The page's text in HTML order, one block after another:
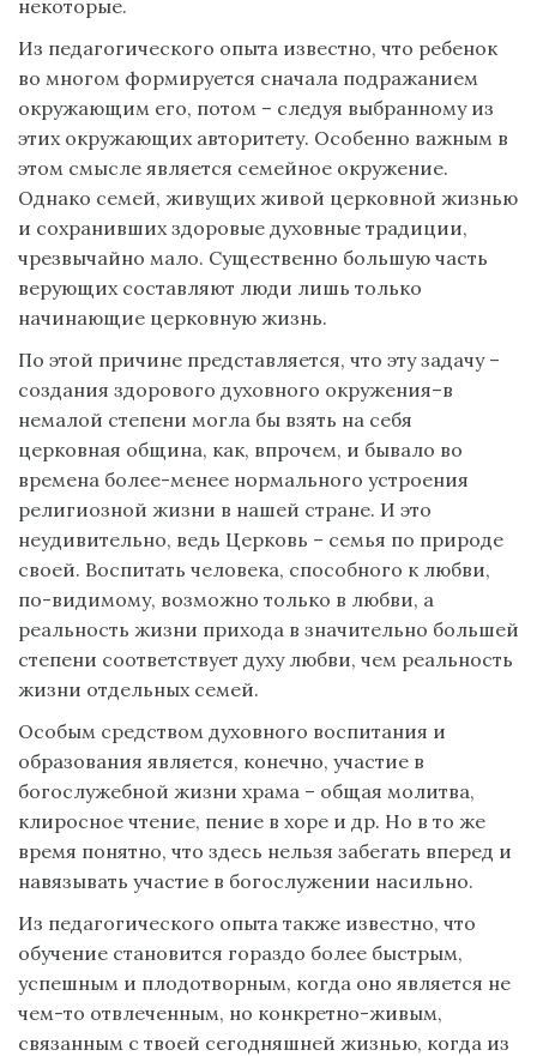
некоторые.
Из педагогического опыта известно, что ребенок
во многом формируется сначала подражанием
окружающим его, потом – следуя выбранному из
этих окружающих авторитету. Особенно важным в
этом смысле является семейное окружение.
Однако семей, живущих живой церковной жизнью
и сохранивших здоровые духовные традиции,
чрезвычайно мало. Существенно большую часть
верующих составляют люди лишь только
начинающие церковную жизнь.
По этой причине представляется, что эту задачу –
создания здорового духовного окружения–в
немалой степени могла бы взять на себя
церковная община, как, впрочем, и бывало во
времена более-менее нормального устроения
религиозной жизни в нашей стране. И это
неудивительно, ведь Церковь – семья по природе
своей. Воспитать человека, способного к любви,
по-видимому, возможно только в любви, а
реальность жизни прихода в значительно большей
степени соответствует духу любви, чем реальность
жизни отдельных семей.
Особым средством духовного воспитания и
образования является, конечно, участие в
богослужебной жизни храма – общая молитва,
клиросное чтение, пение в хоре и др. Но в то же
время понятно, что здесь нельзя забегать вперед и
навязывать участие в богослужении насильно.
Из педагогического опыта также известно, что
обучение становится гораздо более быстрым,
успешным и плодотворным, когда оно является не
чем-то отвлеченным, но конкретно-живым,
связанным с твоей сегодняшней жизнью, когда из